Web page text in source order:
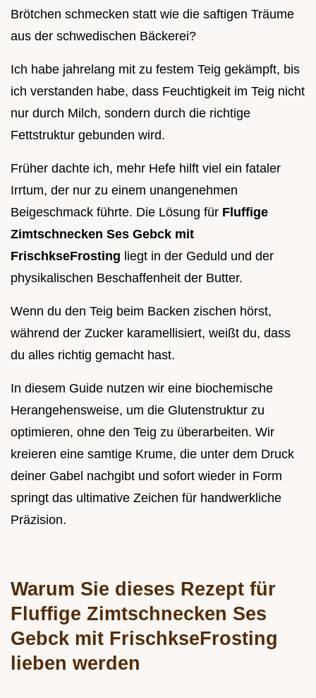
Brötchen schmecken statt wie die saftigen Träume
aus der schwedischen Bäckerei?
Ich habe jahrelang mit zu festem Teig gekämpft, bis
ich verstanden habe, dass Feuchtigkeit im Teig nicht
nur durch Milch, sondern durch die richtige
Fettstruktur gebunden wird.
Früher dachte ich, mehr Hefe hilft viel ein fataler
Irrtum, der nur zu einem unangenehmen
Beigeschmack führte. Die Lösung für Fluffige
Zimtschnecken Ses Gebck mit
FrischkseFrosting liegt in der Geduld und der
physikalischen Beschaffenheit der Butter.
Wenn du den Teig beim Backen zischen hörst,
während der Zucker karamellisiert, weißt du, dass
du alles richtig gemacht hast.
In diesem Guide nutzen wir eine biochemische
Herangehensweise, um die Glutenstruktur zu
optimieren, ohne den Teig zu überarbeiten. Wir
kreieren eine samtige Krume, die unter dem Druck
deiner Gabel nachgibt und sofort wieder in Form
springt das ultimative Zeichen für handwerkliche
Präzision.
Warum Sie dieses Rezept für
Fluffige Zimtschnecken Ses
Gebck mit FrischkseFrosting
lieben werden